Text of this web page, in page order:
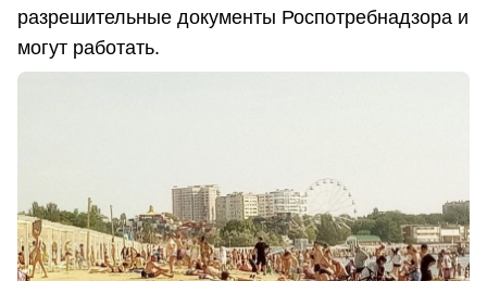
разрешительные документы Роспотребнадзора и
могут работать.